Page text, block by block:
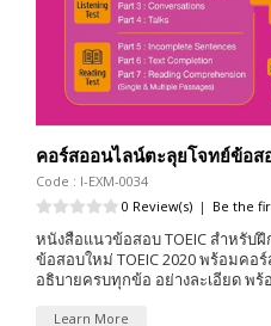
คอร์สออนไลน์ตะลุยโจทย์ข้อ
Code : I-EXM-0034
0 Review(s) | Be the
หนังสือแนวข้อสอบ TOEIC สำหรับ
ข้อสอบใหม่ TOEIC 2020 พร้อมค
อธิบายครบทุกข้อ อย่างละเอียด พ
Learn More